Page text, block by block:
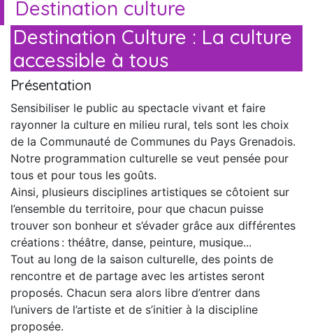
Destination culture
Destination Culture : La culture
accessible à tous
Présentation
Sensibiliser le public au spectacle vivant et faire
rayonner la culture en milieu rural, tels sont les choix
de la Communauté de Communes du Pays Grenadois.
Notre programmation culturelle se veut pensée pour
tous et pour tous les goûts.
Ainsi, plusieurs disciplines artistiques se côtoient sur
l’ensemble du territoire, pour que chacun puisse
trouver son bonheur et s’évader grâce aux différentes
créations : théâtre, danse, peinture, musique...
Tout au long de la saison culturelle, des points de
rencontre et de partage avec les artistes seront
proposés. Chacun sera alors libre d’entrer dans
l’univers de l’artiste et de s’initier à la discipline
proposée.